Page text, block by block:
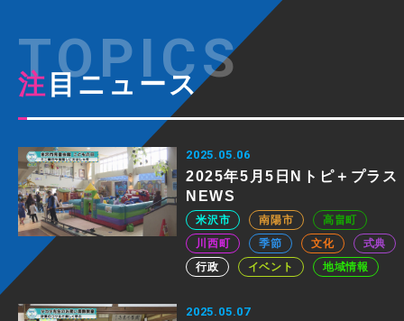
注目ニュース
2025.05.06
2025年5月5日Nトピ＋プラス
NEWS
米沢市 南陽市
高畠町
川西町
季節 文化
式典
行政
イベント 地域情報
2025.05.07